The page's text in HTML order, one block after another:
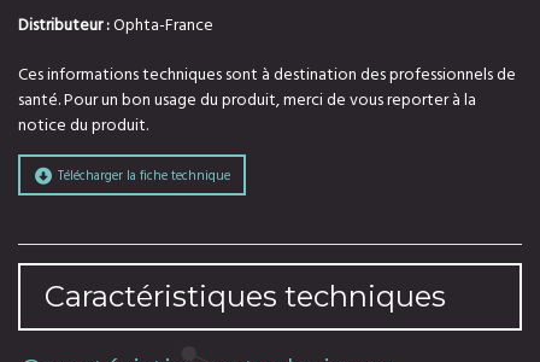
Distributeur :Ophta-France
Ces informations techniques sont à destination des professionnels de
santé. Pour un bon usage du produit, merci de vous reporter à la
notice du produit.
Télécharger la fiche technique
Caractéristiques techniques